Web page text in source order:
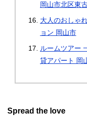
岡山市北区東
大人のおしゃ
ョン 岡山市
ルームツアー
貸アパート 岡
Spread the love